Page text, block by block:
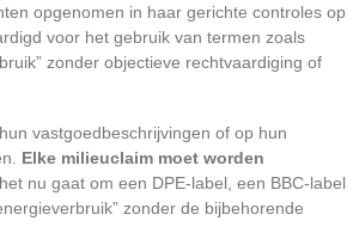
opgenomen in haar gerichte controles op
voor het gebruik van termen zoals
zonder objectieve rechtvaardiging of
vastgoedbeschrijvingen of op hun
Elke milieuclaim moet worden
het nu gaat om een DPE-label, een BBC-label
zonder de bijbehorende